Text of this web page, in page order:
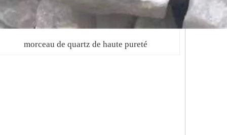
morceau de quartz de haute pureté